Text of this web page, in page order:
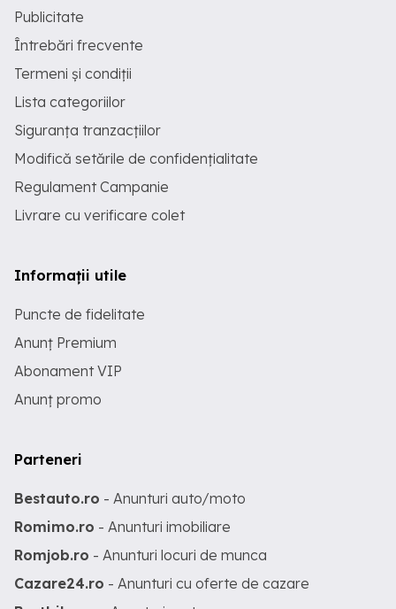
Publicitate
Întrebări frecvente
Termeni și condiții
Lista categoriilor
Siguranța tranzacțiilor
Modifică setările de confidențialitate
Regulament Campanie
Livrare cu verificare colet
Informații utile
Puncte de fidelitate
Anunț Premium
Abonament VIP
Anunț promo
Parteneri
Bestauto.ro - Anunturi auto/moto
Romimo.ro - Anunturi imobiliare
Romjob.ro - Anunturi locuri de munca
Cazare24.ro - Anunturi cu oferte de cazare